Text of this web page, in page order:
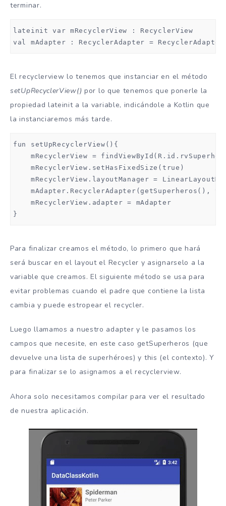
        return superheros.size
    }
val superheroName =
val realName =
val publisher =
val avatar =
superheroName.text =
            realName.text = superhero.realName
            publisher.text = superhero.publisher
            avatar.loadUrl(superhero.photo)
        }
        fun ImageView.loadUrl(url: String) {
}
terminar.
lateinit var mRecyclerView : RecyclerView
val mAdapter : RecyclerAdapter =
El recyclerview lo tenemos que instanciar en el método
setUpRecyclerView() por lo que tenemos que ponerle la
propiedad lateinit a la variable, indicándole a Kotlin que
la instanciaremos más tarde.
fun setUpRecyclerView(){
mRecyclerView =
    mRecyclerView.setHasFixedSize(true)
mRecyclerView.layoutManager =
mAdapter.RecyclerAdapter(getSuperheros(),
    mRecyclerView.adapter = mAdapter
}
Para finalizar creamos el método, lo primero que hará
será buscar en el layout el Recycler y asignarselo a la
variable que creamos. El siguiente método se usa para
evitar problemas cuando el padre que contiene la lista
cambia y puede estropear el recycler.
Luego llamamos a nuestro adapter y le pasamos los
campos que necesite, en este caso getSuperheros (que
devuelve una lista de superhéroes) y this (el contexto). Y
para finalizar se lo asignamos a el recyclerview.
Ahora solo necesitamos compilar para ver el resultado
de nuestra aplicación.